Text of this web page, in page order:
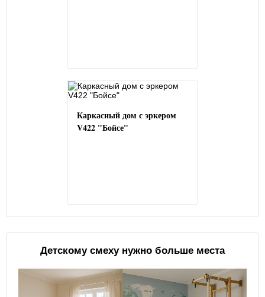
Каркасный дом с эркером
V422 "Бойсе"
Детскому смеху нужно больше места